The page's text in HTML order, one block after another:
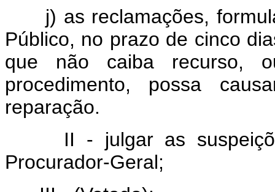
j) as reclamações,
Público, no prazo de cinco
que não caiba recurso,
procedimento, possa
reparação.
II - julgar as
Procurador-Geral;